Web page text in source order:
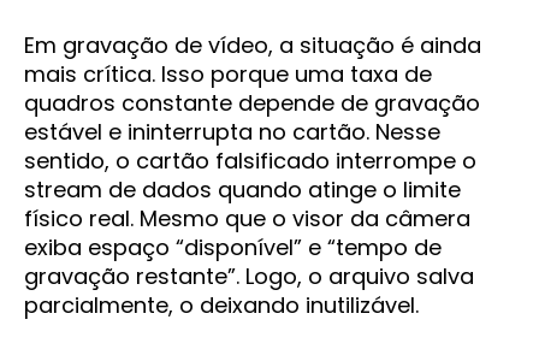
Em gravação de vídeo, a situação é ainda
mais crítica. Isso porque uma taxa de
quadros constante depende de gravação
estável e ininterrupta no cartão. Nesse
sentido, o cartão falsificado interrompe o
stream de dados quando atinge o limite
físico real. Mesmo que o visor da câmera
exiba espaço “disponível” e “tempo de
gravação restante”. Logo, o arquivo salva
parcialmente, o deixando inutilizável.